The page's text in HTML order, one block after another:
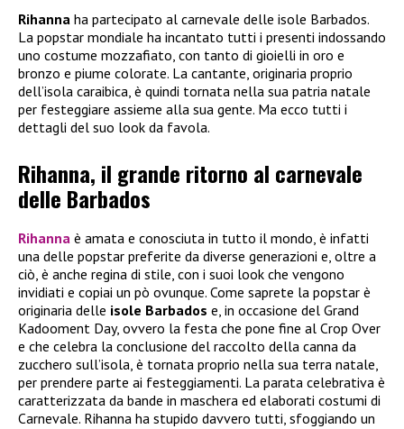
Rihanna ha partecipato al carnevale delle isole Barbados.
La popstar mondiale ha incantato tutti i presenti indossando
uno costume mozzafiato, con tanto di gioielli in oro e
bronzo e piume colorate. La cantante, originaria proprio
dell’isola caraibica, è quindi tornata nella sua patria natale
per festeggiare assieme alla sua gente. Ma ecco tutti i
dettagli del suo look da favola.
Rihanna, il grande ritorno al carnevale
delle Barbados
Rihanna è amata e conosciuta in tutto il mondo, è infatti
una delle popstar preferite da diverse generazioni e, oltre a
ciò, è anche regina di stile, con i suoi look che vengono
invidiati e copiai un pò ovunque. Come saprete la popstar è
originaria delle isole Barbados e, in occasione del Grand
Kadooment Day, ovvero la festa che pone fine al Crop Over
e che celebra la conclusione del raccolto della canna da
zucchero sull’isola, è tornata proprio nella sua terra natale,
per prendere parte ai festeggiamenti. La parata celebrativa è
caratterizzata da bande in maschera ed elaborati costumi di
Carnevale. Rihanna ha stupido davvero tutti, sfoggiando un